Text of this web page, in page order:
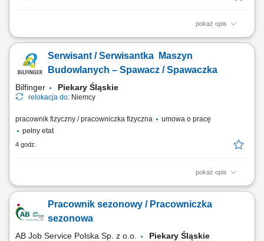
pokaż opis
Twój zakres obowiązków: spawanie konstrukcji stalowych;
sprzętu ciężkiego (koparek, ładowarek, wiertnic, torkretnic i innego
sprzętu stosowanego przy budowie tuneli) usuwanie usterek napędów
Serwisant / Serwisantka Maszyn
Budowlanych – Spawacz / Spawaczka
Bilfinger Piekary Śląskie
relokacja do: Niemcy
pracownik fizyczny / pracowniczka fizyczna
umowa o pracę
pełny etat
4 godz.
pokaż opis
Opis stanowiska: Wykonywanie prac spawalniczych przy konstrukcjach
na podstawie rysunku technicznego. Naprawa i konserwacja sprzętu
budowlanego oraz urządzeń wykorzystywanych podczas realizacji
Pracownik sezonowy / Pracowniczka
sezonowa
AB Job Service Polska Sp. z o.o. Piekary Śląskie